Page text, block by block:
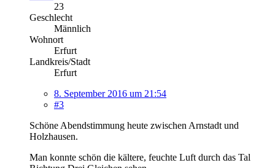
23
Geschlecht
Männlich
Wohnort
Erfurt
Landkreis/Stadt
Erfurt
8. September 2016 um 21:54
#3
Schöne Abendstimmung heute zwischen Arnstadt und
Holzhausen.
Man konnte schön die kältere, feuchte Luft durch das Tal